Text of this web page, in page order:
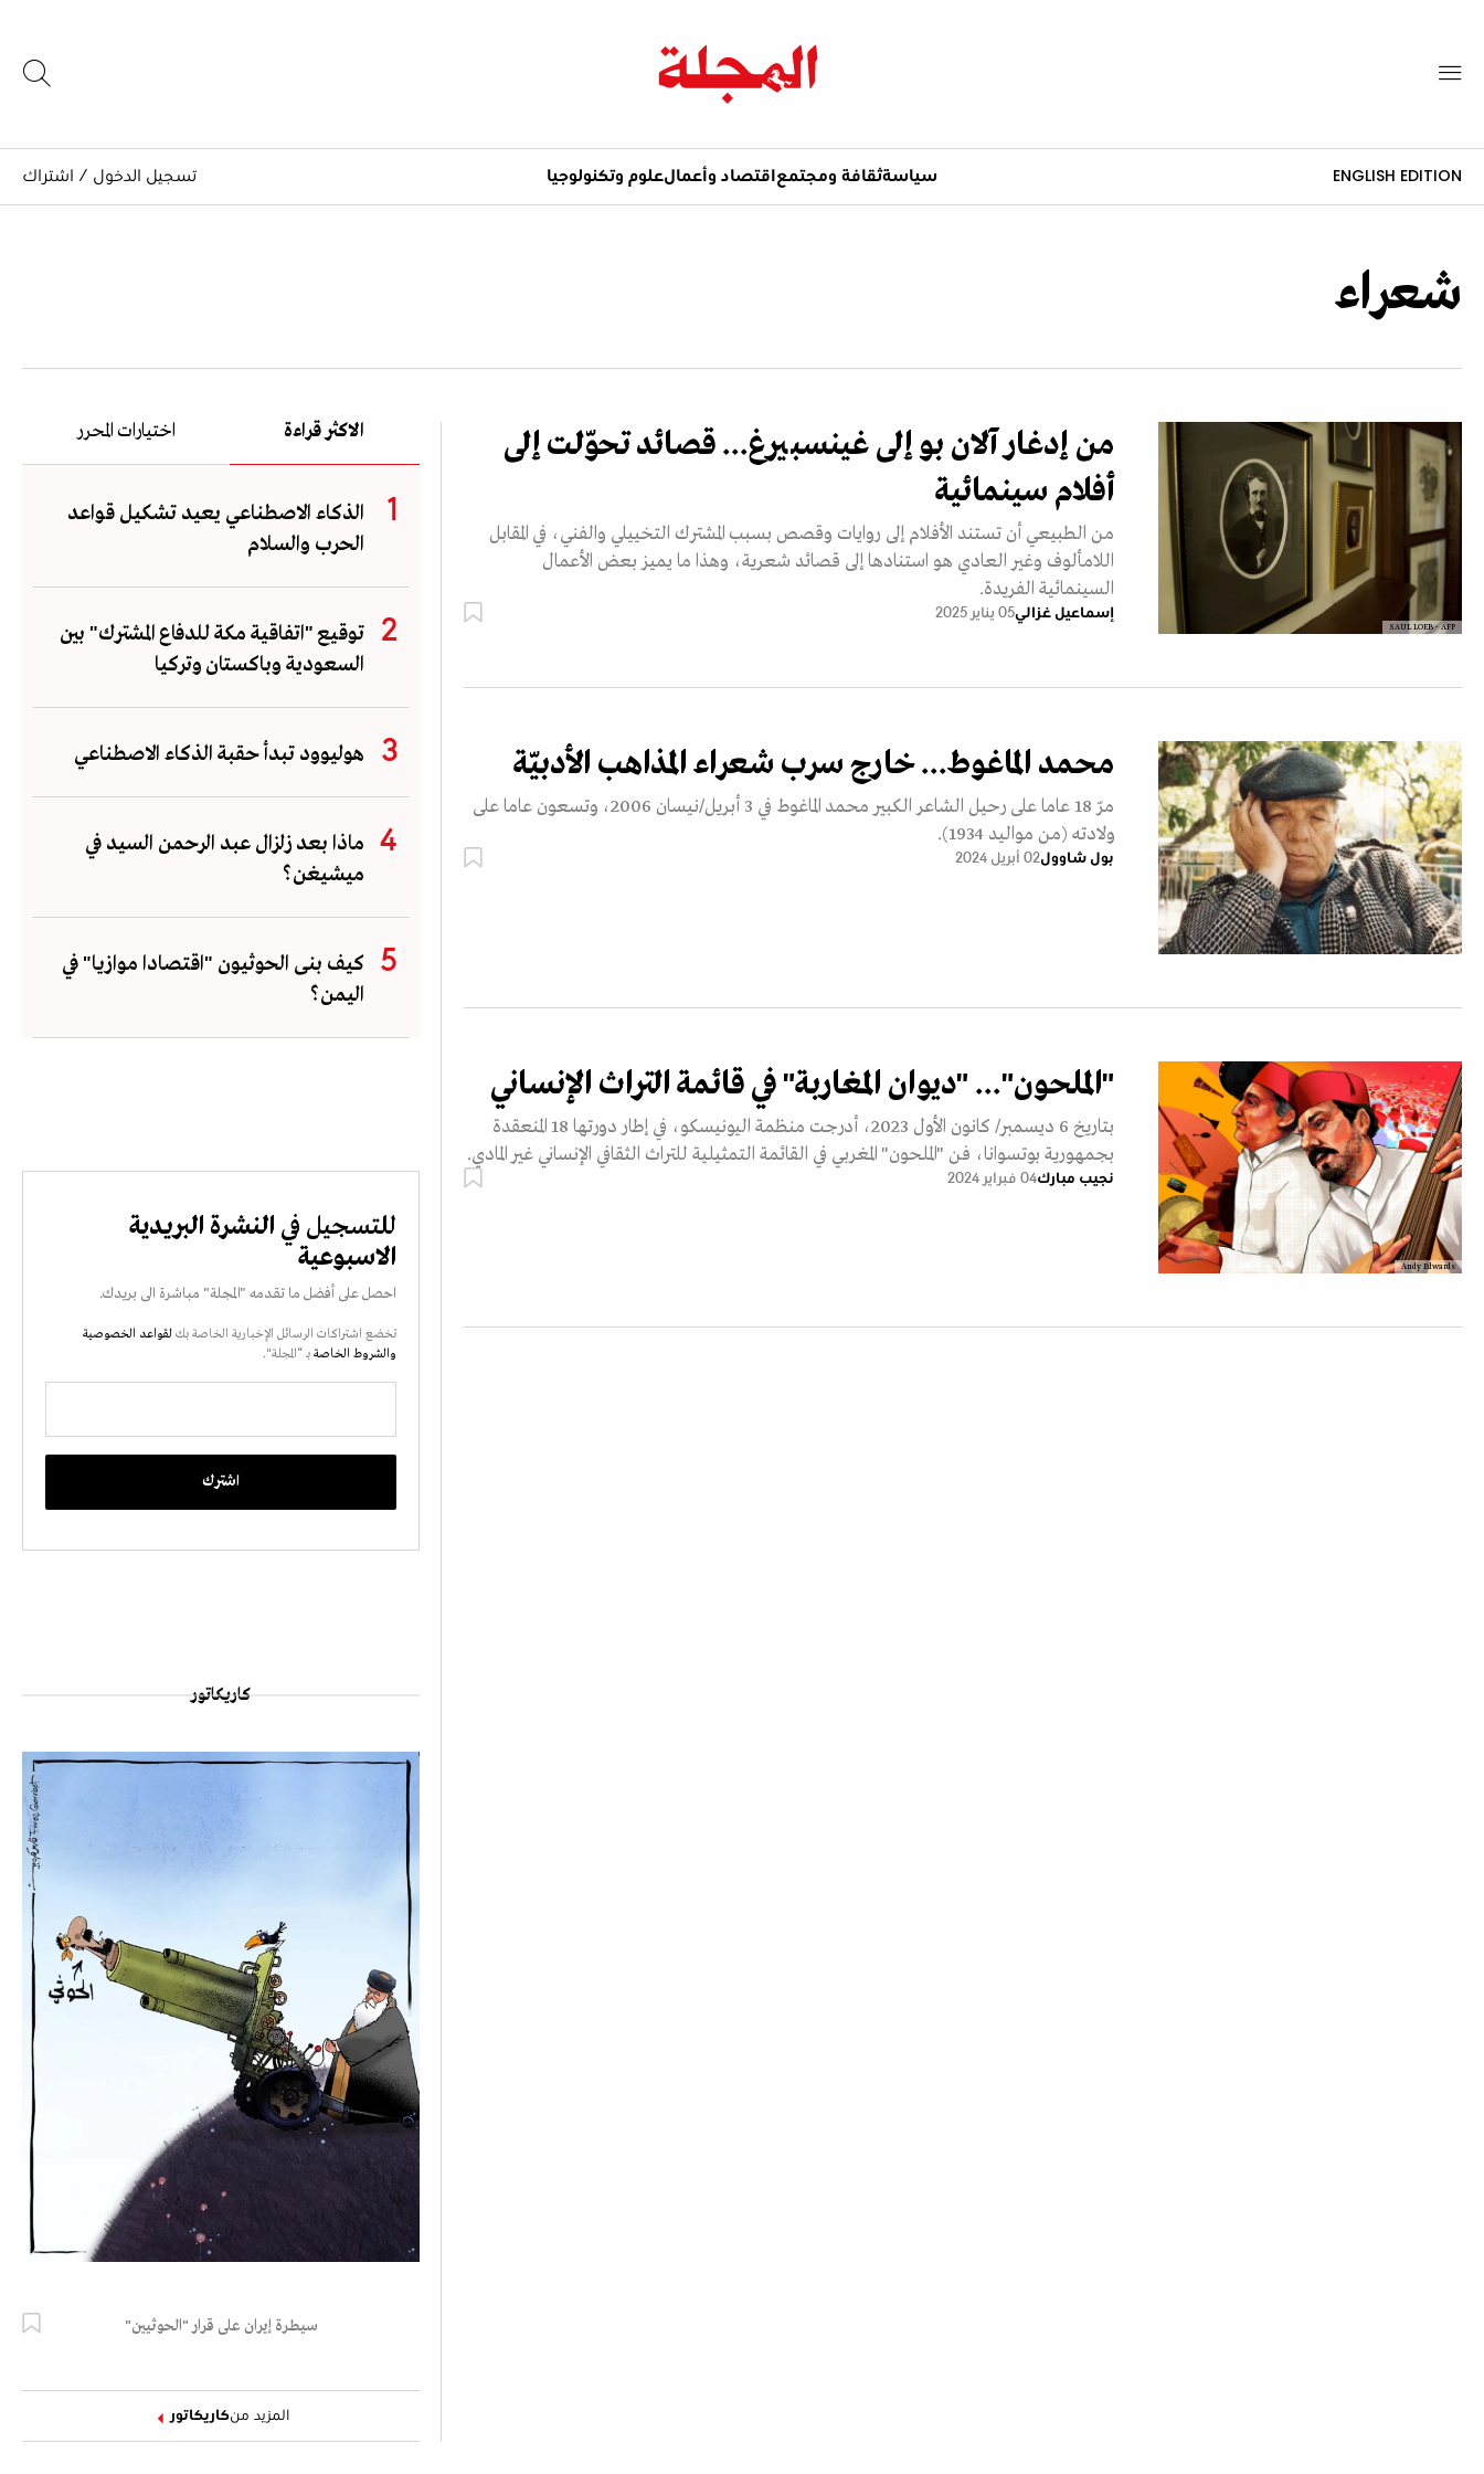
ENGLISH EDITION سياسةثقافة ومجتمع اقتصاد وأعمالعلوم وتكنولوجيا تسجيل الدخول / اشتراك
شعراء
SAUL LOEB - AFP
من إدغار آلان بو إلى غينسبيرغ... قصائد تحوّلت إلى
أفلام سينمائية
من الطبيعي أن تستند الأفلام إلى روايات وقصص بسبب المشترك التخييلي والفني، في المقابل
اللامألوف وغير العادي هو استنادها إلى قصائد شعرية، وهذا ما يميز بعض الأعمال
السينمائية الفريدة.
إسماعيل غزالي05 يناير 2025
محمد الماغوط... خارج سرب شعراء المذاهب الأدبيّة
مرّ 18 عاما على رحيل الشاعر الكبير محمد الماغوط في 3 أبريل/نيسان 2006، وتسعون عاما على
ولادته (من مواليد 1934).
بول شاوول02 أبريل 2024
Andy Edwards
"الملحون"... "ديوان المغاربة" في قائمة التراث الإنساني
بتاريخ 6 ديسمبر/ كانون الأول 2023، أدرجت منظمة اليونيسكو، في إطار دورتها 18 المنعقدة
بجمهورية بوتسوانا، فن "الملحون" المغربي في القائمة التمثيلية للتراث الثقافي الإنساني غير المادي.
نجيب مبارك04 فبراير 2024
الاكثر قراءة اختيارات المحرر
الذكاء الاصطناعي يعيد تشكيل قواعد
الحرب والسلام
توقيع "اتفاقية مكة للدفاع المشترك" بين
السعودية وباكستان وتركيا
هوليوود تبدأ حقبة الذكاء الاصطناعي
ماذا بعد زلزال عبد الرحمن السيد في
ميشيغن؟
كيف بنى الحوثيون "اقتصادا موازيا" في
اليمن؟
للتسجيل في النشرة البريدية
الاسبوعية
احصل على أفضل ما تقدمه "المجلة" مباشرة الى بريدك.
تخضع اشتراكات الرسائل الإخبارية الخاصة بك لقواعد الخصوصية
والشروط الخاصة بـ “المجلة".
كاريكاتور
سيطرة إيران على قرار "الحوثيين"
المزيد منكاريكاتور